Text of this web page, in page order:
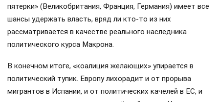
пятерки» (Великобритания, Франция, Германия) имеет все
шансы удержать власть, вряд ли кто-то из них
рассматривается в качестве реального наследника
политического курса Макрона.
В конечном итоге, «коалиция желающих» упирается в
политический тупик. Европу лихорадит и от прорыва
мигрантов в Испании, и от политических качелей в ЕС, и